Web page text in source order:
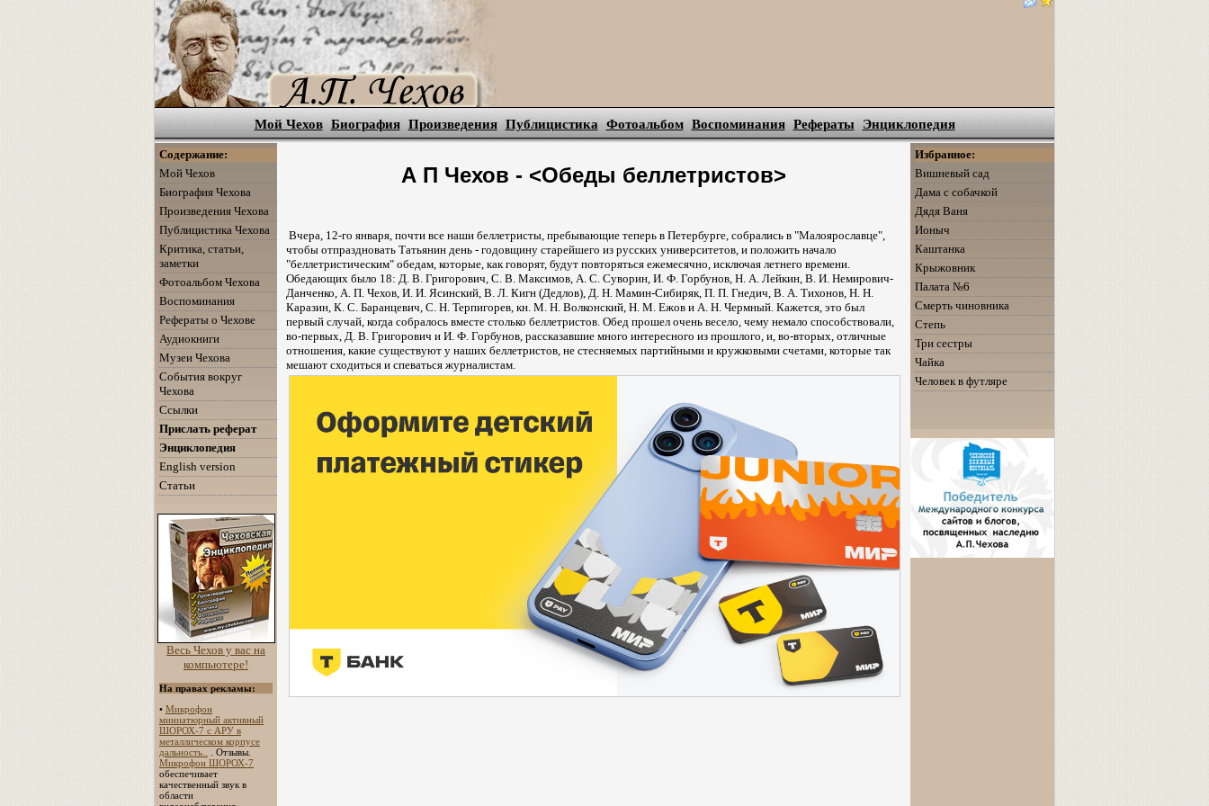
Мой Чехов Биография Произведения Публицистика Фотоальбом Воспоминания Рефераты Энциклопедия
Содержание:
Мой Чехов
Биография Чехова
Произведения Чехова
Публицистика Чехова
Критика, статьи,
заметки
Фотоальбом Чехова
Воспоминания
Рефераты о Чехове
Аудиокниги
Музеи Чехова
События вокруг
Чехова
Ссылки
Прислать реферат
Энциклопедия
English version
Статьи
Весь Чехов у вас на
компьютере!
На правах рекламы:
• Микрофон
миниатюрный активный
ШОРОХ-7 с АРУ в
металлическом корпусе
дальность..
. Отзывы.
Микрофон ШОРОХ-7
обеспечивает
качественный звук в
области
А П Чехов - <Обеды беллетристов>
Вчера, 12-го января, почти все наши беллетристы, пребывающие теперь в Петербурге, собрались в "Малоярославце",
чтобы отпраздновать Татьянин день - годовщину старейшего из русских университетов, и положить начало
"беллетристическим" обедам, которые, как говорят, будут повторяться ежемесячно, исключая летнего времени.
Обедающих было 18: Д. В. Григорович, С. В. Максимов, А. С. Суворин, И. Ф. Горбунов, Н. А. Лейкин, В. И. Немирович-
Данченко, А. П. Чехов, И. И. Ясинский, В. Л. Кигн (Дедлов), Д. Н. Мамин-Сибиряк, П. П. Гнедич, В. А. Тихонов, Н. Н.
Каразин, К. С. Баранцевич, С. Н. Терпигорев, кн. М. Н. Волконский, Н. М. Ежов и А. Н. Чермный. Кажется, это был
первый случай, когда собралось вместе столько беллетристов. Обед прошел очень весело, чему немало способствовали,
во-первых, Д. В. Григорович и И. Ф. Горбунов, рассказавшие много интересного из прошлого, и, во-вторых, отличные
отношения, какие существуют у наших беллетристов, не стесняемых партийными и кружковыми счетами, которые так
мешают сходиться и спеваться журналистам.
Избранное:
Вишневый сад
Дама с собачкой
Дядя Ваня
Ионыч
Каштанка
Крыжовник
Палата №6
Смерть чиновника
Степь
Три сестры
Чайка
Человек в футляре